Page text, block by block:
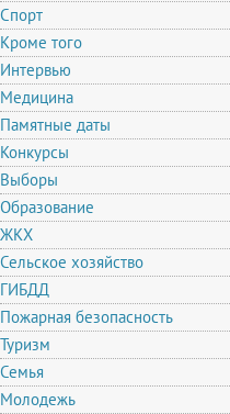
Спорт
Кроме того
Интервью
Медицина
Памятные даты
Конкурсы
Выборы
Образование
ЖКХ
Сельское хозяйство
ГИБДД
Пожарная безопасность
Туризм
Семья
Молодежь